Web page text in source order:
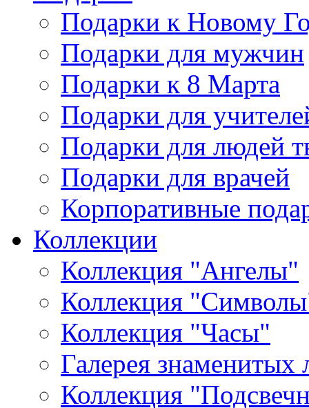
Подарки к Новому
Подарки для мужчин
Подарки к 8 Марта
Подарки для
Подарки для людей
Подарки для врачей
Корпоративные
Коллекции
Коллекция "Ангелы"
Коллекция
Коллекция "Часы"
Галерея знаменитых
Коллекция